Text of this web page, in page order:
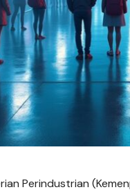
Perindustrian